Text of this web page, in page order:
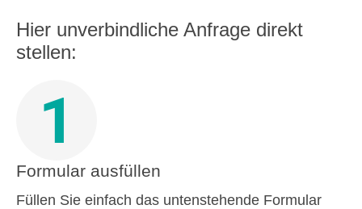
Hier unverbindliche Anfrage direkt
stellen:
1
Formular ausfüllen
Füllen Sie einfach das untenstehende Formular